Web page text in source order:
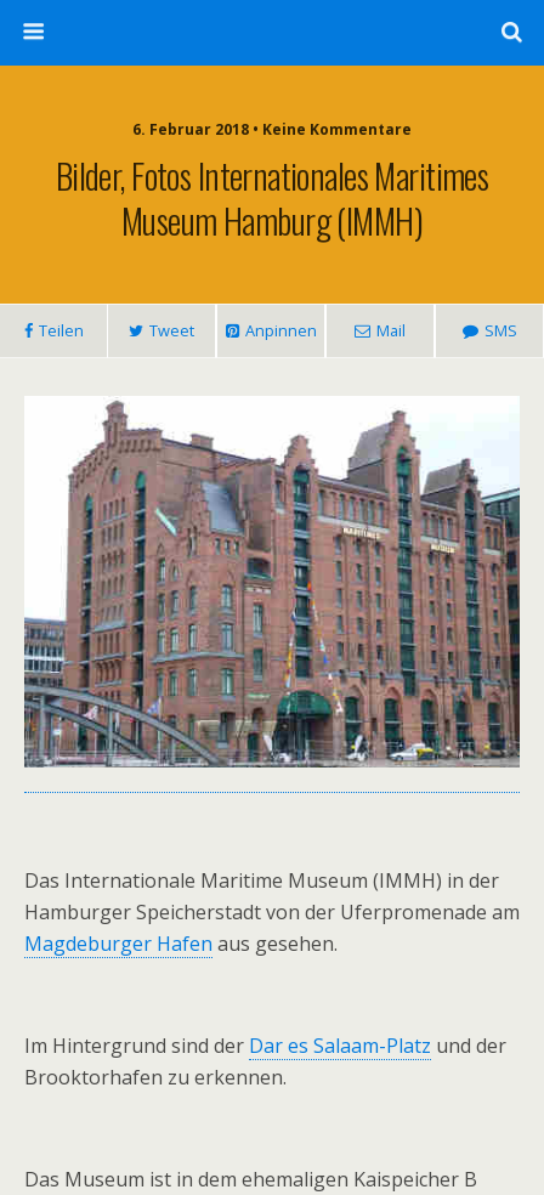
6. Februar 2018 • Keine Kommentare
Bilder, Fotos Internationales Maritimes
Museum Hamburg (IMMH)
Teilen Tweet Anpinnen Mail SMS
Das Internationale Maritime Museum (IMMH) in der
Hamburger Speicherstadt von der Uferpromenade am
Magdeburger Hafen aus gesehen.
Im Hintergrund sind der Dar es Salaam-Platz und der
Brooktorhafen zu erkennen.
Das Museum ist in dem ehemaligen Kaispeicher B